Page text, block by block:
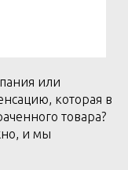
или
которая в
товара?
и мы